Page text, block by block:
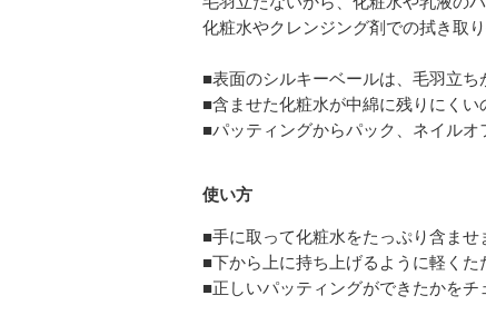
化粧水やクレンジング剤での拭き取
■表面のシルキーベールは、毛羽立ち
■含ませた化粧水が中綿に残りにくい
■パッティングからパック、ネイルオ
使い方
■手に取って化粧水をたっぷり含ませ
■下から上に持ち上げるように軽くた
■正しいパッティングができたかを